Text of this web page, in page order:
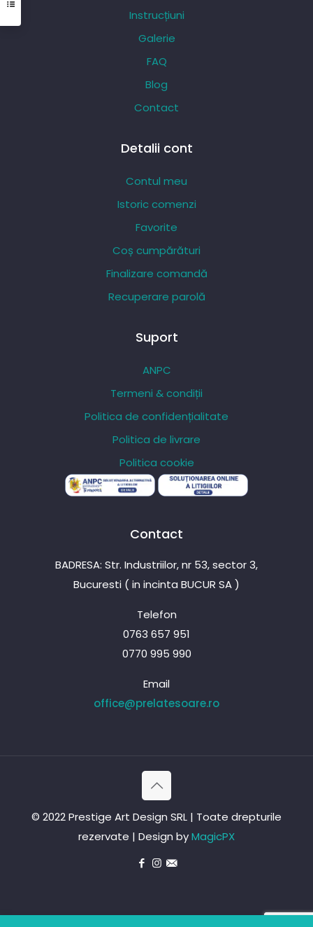
Instrucțiuni
Galerie
FAQ
Blog
Contact
Detalii cont
Contul meu
Istoric comenzi
Favorite
Coș cumpărături
Finalizare comandă
Recuperare parolă
Suport
ANPC
Termeni & condiții
Politica de confidențialitate
Politica de livrare
Politica cookie
Contact
BADRESA: Str. Industriilor, nr 53, sector 3,
Bucuresti ( in incinta BUCUR SA )
Telefon
0763 657 951
0770 995 990
Email
office@prelatesoare.ro
© 2022 Prestige Art Design SRL | Toate drepturile
rezervate | Design byMagicPX